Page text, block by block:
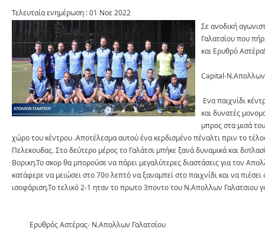
Τελευταία ενημέρωση : 01 Νοε 2022
Σε ανοδική
Γαλατσίου που
και Ερυθρό Αστέρα!
Capital-N.Απολλων
Ενα παιχνίδι
και δυνατές
μπρος στα μισά
χώρο του κέντρου .Αποτέλεσμα αυτού ένα κερδισμένο πέναλτι πριν το
Πελεκουδας. Στο δεύτερο μέρος το Γαλάτσι μπήκε ξανά δυναμικά και
Βορικη.Το σκορ θα μπορούσε να πάρει μεγαλύτερες διαστάσεις για τον
κατάφερε να μειώσει στο 70ο λεπτό να ξαναμπεί στο παιχνίδι και να πιέσει
ισοφάριση.Το τελικό 2-1 ηταν το πρωτο 3ποντο του Ν.Απολλων Γαλατσιου
Ερυθρός Αστέρας- Ν.Απολλων Γαλατσίου